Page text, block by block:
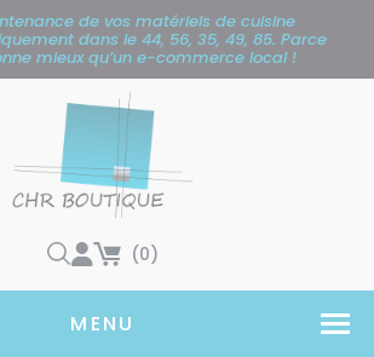
de vos matériels de cuisine
dans le 44, 56, 35, 49, 85. Parce
mieux qu’un e-commerce local !
(0)
MENU
des cookies